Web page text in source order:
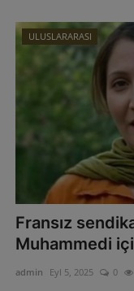
ULUSLARARASI
Fransız
Muhammedi
admin Eyl 5, 2025 0